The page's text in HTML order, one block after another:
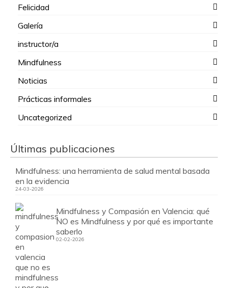
Felicidad
Galería
instructor/a
Mindfulness
Noticias
Prácticas informales
Uncategorized
Últimas publicaciones
Mindfulness: una herramienta de salud mental basada
en la evidencia
24-03-2026
Mindfulness y Compasión en Valencia: qué
NO es Mindfulness y por qué es importante
saberlo
02-02-2026